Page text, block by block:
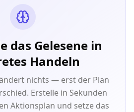
das Gelesene in
Handeln
nichts — erst der Plan
Erstelle in Sekunden
Aktionsplan und setze das